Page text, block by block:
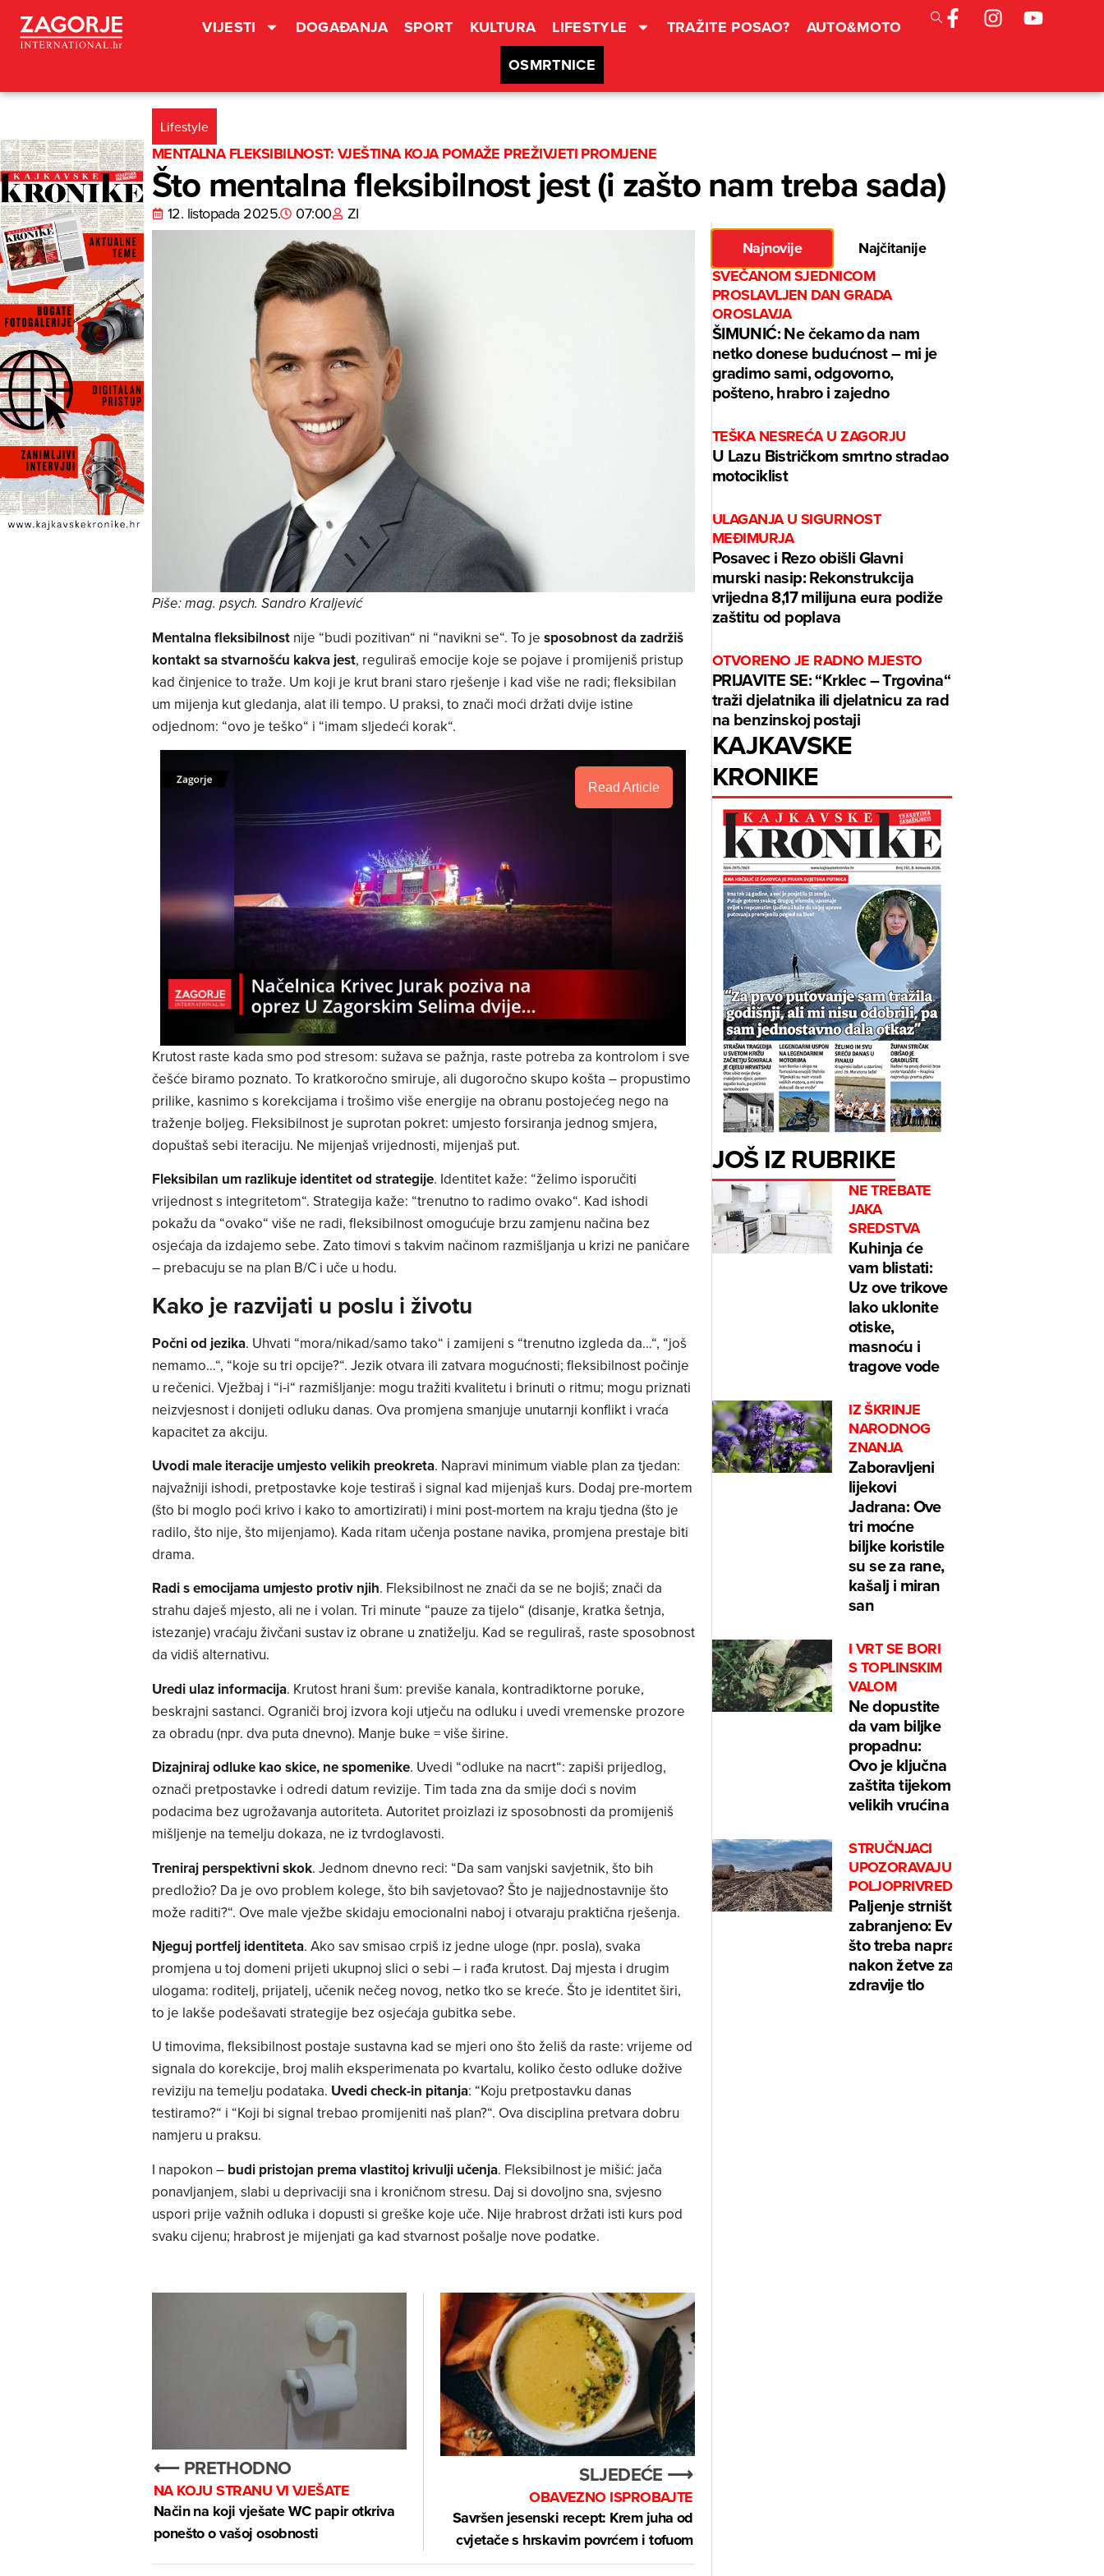
VIJESTI DOGAĐANJA SPORT KULTURA LIFESTYLE TRAŽITE POSAO?
AUTO&MOTO
OSMRTNICE
Lifestyle
MENTALNA FLEKSIBILNOST: VJEŠTINA KOJA POMAŽE PREŽIVJETI PROMJENE
Što mentalna fleksibilnost jest (i zašto nam treba sada)
12. listopada 2025. 07:00 ZI
Piše: mag. psych. Sandro Kraljević
Mentalna fleksibilnostnije “budi pozitivan“ ni “navikni se“. To je sposobnost da zadržiš
kontakt sa stvarnošću kakva jest, reguliraš emocije koje se pojave i promijeniš pristup
kad činjenice to traže. Um koji je krut brani staro rješenje i kad više ne radi; fleksibilan
um mijenja kut gledanja, alat ili tempo. U praksi, to znači moći držati dvije istine
odjednom: “ovo je teško“ i “imam sljedeći korak“.
Read Article
Krutost raste kada smo pod stresom: sužava se pažnja, raste potreba za kontrolom i sve
češće biramo poznato. To kratkoročno smiruje, ali dugoročno skupo košta – propustimo
prilike, kasnimo s korekcijama i trošimo više energije na obranu postojećeg nego na
traženje boljeg. Fleksibilnost je suprotan pokret: umjesto forsiranja jednog smjera,
dopuštaš sebi iteraciju. Ne mijenjaš vrijednosti, mijenjaš put.
Fleksibilan um razlikuje identitet od strategije. Identitet kaže: “želimo isporučiti
vrijednost s integritetom“. Strategija kaže: “trenutno to radimo ovako“. Kad ishodi
pokažu da “ovako“ više ne radi, fleksibilnost omogućuje brzu zamjenu načina bez
osjećaja da izdajemo sebe. Zato timovi s takvim načinom razmišljanja u krizi ne paničare
– prebacuju se na plan B/C i uče u hodu.
Kako je razvijati u poslu i životu
Počni od jezika. Uhvati “mora/nikad/samo tako“ i zamijeni s “trenutno izgleda da…“, “još
nemamo…“, “koje su tri opcije?“. Jezik otvara ili zatvara mogućnosti; fleksibilnost počinje
u rečenici. Vježbaj i “i-i“ razmišljanje: mogu tražiti kvalitetu i brinuti o ritmu; mogu priznati
neizvjesnost i donijeti odluku danas. Ova promjena smanjuje unutarnji konflikt i vraća
kapacitet za akciju.
Uvodi male iteracije umjesto velikih preokreta. Napravi minimum viable plan za tjedan:
najvažniji ishodi, pretpostavke koje testiraš i signal kad mijenjaš kurs. Dodaj pre-mortem
(što bi moglo poći krivo i kako to amortizirati) i mini post-mortem na kraju tjedna (što je
radilo, što nije, što mijenjamo). Kada ritam učenja postane navika, promjena prestaje biti
drama.
Radi s emocijama umjesto protiv njih. Fleksibilnost ne znači da se ne bojiš; znači da
strahu daješ mjesto, ali ne i volan. Tri minute “pauze za tijelo“ (disanje, kratka šetnja,
istezanje) vraćaju živčani sustav iz obrane u znatiželju. Kad se reguliraš, raste sposobnost
da vidiš alternativu.
Uredi ulaz informacija. Krutost hrani šum: previše kanala, kontradiktorne poruke,
beskrajni sastanci. Ograniči broj izvora koji utječu na odluku i uvedi vremenske prozore
za obradu (npr. dva puta dnevno). Manje buke = više širine.
Dizajniraj odluke kao skice, ne spomenike. Uvedi “odluke na nacrt“: zapiši prijedlog,
označi pretpostavke i odredi datum revizije. Tim tada zna da smije doći s novim
podacima bez ugrožavanja autoriteta. Autoritet proizlazi iz sposobnosti da promijeniš
mišljenje na temelju dokaza, ne iz tvrdoglavosti.
Treniraj perspektivni skok. Jednom dnevno reci: “Da sam vanjski savjetnik, što bih
predložio? Da je ovo problem kolege, što bih savjetovao? Što je najjednostavnije što
može raditi?“. Ove male vježbe skidaju emocionalni naboj i otvaraju praktična rješenja.
Njeguj portfelj identiteta. Ako sav smisao crpiš iz jedne uloge (npr. posla), svaka
promjena u toj domeni prijeti ukupnoj slici o sebi – i rađa krutost. Daj mjesta i drugim
ulogama: roditelj, prijatelj, učenik nečeg novog, netko tko se kreće. Što je identitet širi,
to je lakše podešavati strategije bez osjećaja gubitka sebe.
U timovima, fleksibilnost postaje sustavna kad se mjeri ono što želiš da raste: vrijeme od
signala do korekcije, broj malih eksperimenata po kvartalu, koliko često odluke dožive
reviziju na temelju podataka. Uvedi check-in pitanja: “Koju pretpostavku danas
testiramo?“ i “Koji bi signal trebao promijeniti naš plan?“. Ova disciplina pretvara dobru
namjeru u praksu.
I napokon – budi pristojan prema vlastitoj krivulji učenja. Fleksibilnost je mišić: jača
ponavljanjem, slabi u deprivaciji sna i kroničnom stresu. Daj si dovoljno sna, svjesno
uspori prije važnih odluka i dopusti si greške koje uče. Nije hrabrost držati isti kurs pod
svaku cijenu; hrabrost je mijenjati ga kad stvarnost pošalje nove podatke.
⟵ PRETHODNO
NA KOJU STRANU VI VJEŠATE
Način na koji vješate WC papir otkriva
ponešto o vašoj osobnosti
SLJEDEĆE ⟶
OBAVEZNO ISPROBAJTE
Savršen jesenski recept: Krem juha od
cvjetače s hrskavim povrćem i tofuom
Najnovije
Najčitanije
SVEČANOM SJEDNICOM
PROSLAVLJEN DAN GRADA
OROSLAVJA
ŠIMUNIĆ: Ne čekamo da nam
netko donese budućnost – mi je
gradimo sami, odgovorno,
pošteno, hrabro i zajedno
TEŠKA NESREĆA U ZAGORJU
U Lazu Bistričkom smrtno stradao
motociklist
ULAGANJA U SIGURNOST
MEĐIMURJA
Posavec i Rezo obišli Glavni
murski nasip: Rekonstrukcija
vrijedna 8,17 milijuna eura podiže
zaštitu od poplava
OTVORENO JE RADNO MJESTO
PRIJAVITE SE: “Krklec – Trgovina“
traži djelatnika ili djelatnicu za rad
na benzinskoj postaji
KAJKAVSKE
KRONIKE
JOŠ IZ RUBRIKE
NE TREBATE
JAKA
SREDSTVA
Kuhinja će
vam blistati:
Uz ove trikove
lako uklonite
otiske,
masnoću i
tragove vode
IZ ŠKRINJE
NARODNOG
ZNANJA
Zaboravljeni
lijekovi
Jadrana: Ove
tri moćne
biljke koristile
su se za rane,
kašalj i miran
san
I VRT SE BORI
S TOPLINSKIM
VALOM
Ne dopustite
da vam biljke
propadnu:
Ovo je ključna
zaštita tijekom
velikih vrućina
STRUČNJACI
UPOZORAVAJU
POLJOPRIVREDNIKE
Paljenje strništa je
zabranjeno: Evo
što treba napraviti
nakon žetve za
zdravije tlo